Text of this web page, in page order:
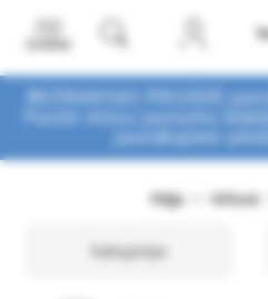
BEZMAKSAS PIEGĀDE
Pasūti mūsu jaunumu
Māja Virtuve
Kategorijas